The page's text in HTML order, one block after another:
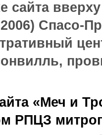
сайта
Спасо-
«Меч и
РПЦЗ